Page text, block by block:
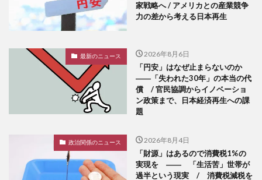
家戦略へ / アメリカとの産業競争
力の差から考える日本再生
最新のニュース 2026年8月6日
「円安」はなぜ止まらないのか
――「失われた30年」の本当の代
償 / 官民協調からイノベーショ
ン政策まで、日本経済再生への課
題
政治関係のニュース 2026年8月4日
「財源」はあるので消費税1%の
実現を ―― 「生活苦」世帯が
過半という現実 / 消費税減税を